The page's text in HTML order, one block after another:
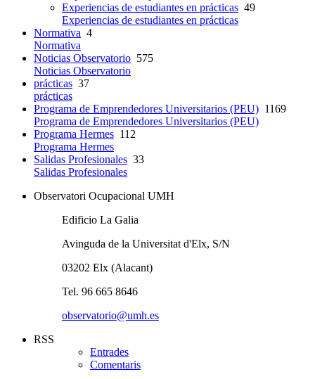
Experiencias de estudiantes en prácticas 49
Experiencias de estudiantes en prácticas
Normativa 4
Normativa
Noticias Observatorio 575
Noticias Observatorio
prácticas 37
prácticas
Programa de Emprendedores Universitarios (PEU) 1169
Programa de Emprendedores Universitarios (PEU)
Programa Hermes 112
Programa Hermes
Salidas Profesionales 33
Salidas Profesionales
Observatori Ocupacional UMH
Edificio La Galia
Avinguda de la Universitat d'Elx, S/N
03202 Elx (Alacant)
Tel. 96 665 8646
observatorio@umh.es
RSS
Entrades
Comentaris